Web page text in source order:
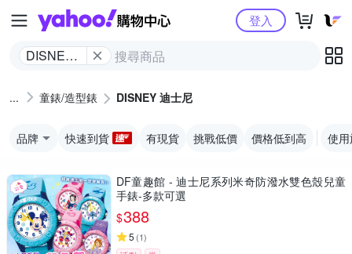
Yahoo購物中心
DISNEY
登入
童錶/造型錶 DISNEY 迪士尼
品牌 快速到貨 有現貨 挑戰低價 價格低到高 使
DF童趣館 - 迪士尼系列米奇防潑水雙色殼兒童
手錶-多款可選
$388
5 (1)